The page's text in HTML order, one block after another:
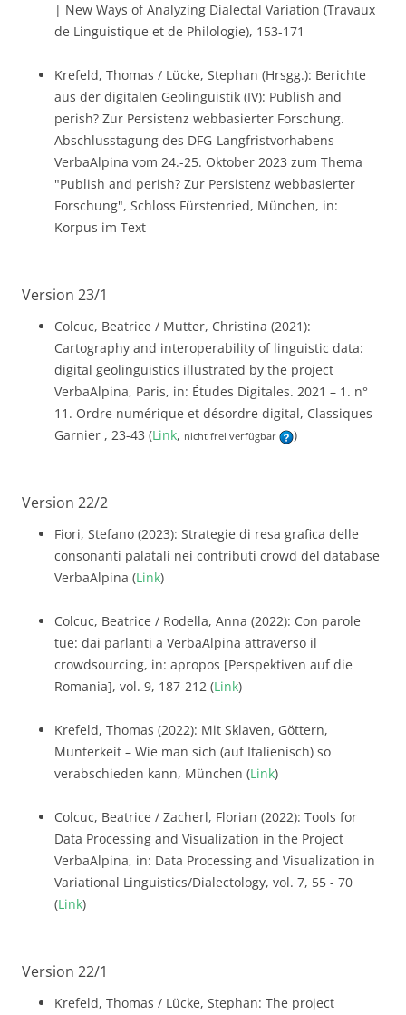
| New Ways of Analyzing Dialectal Variation (Travaux
de Linguistique et de Philologie), 153-171
Krefeld, Thomas / Lücke, Stephan (Hrsgg.): Berichte
aus der digitalen Geolinguistik (IV): Publish and
perish? Zur Persistenz webbasierter Forschung.
Abschlusstagung des DFG-Langfristvorhabens
VerbaAlpina vom 24.-25. Oktober 2023 zum Thema
"Publish and perish? Zur Persistenz webbasierter
Forschung", Schloss Fürstenried, München, in:
Korpus im Text
Version 23/1
Colcuc, Beatrice / Mutter, Christina (2021):
Cartography and interoperability of linguistic data:
digital geolinguistics illustrated by the project
VerbaAlpina, Paris, in: Études Digitales. 2021 – 1. n°
11. Ordre numérique et désordre digital, Classiques
Garnier , 23-43 (Link, nicht frei verfügbar )
Version 22/2
Fiori, Stefano (2023): Strategie di resa grafica delle
consonanti palatali nei contributi crowd del database
VerbaAlpina (Link)
Colcuc, Beatrice / Rodella, Anna (2022): Con parole
tue: dai parlanti a VerbaAlpina attraverso il
crowdsourcing, in: apropos [Perspektiven auf die
Romania], vol. 9, 187-212 (Link)
Krefeld, Thomas (2022): Mit Sklaven, Göttern,
Munterkeit – Wie man sich (auf Italienisch) so
verabschieden kann, München (Link)
Colcuc, Beatrice / Zacherl, Florian (2022): Tools for
Data Processing and Visualization in the Project
VerbaAlpina, in: Data Processing and Visualization in
Variational Linguistics/Dialectology, vol. 7, 55 - 70
(Link)
Version 22/1
Krefeld, Thomas / Lücke, Stephan: The project